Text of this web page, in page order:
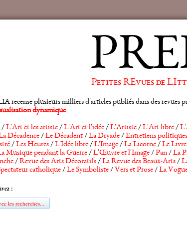
Petites REvues de
recense plusieurs milliers d'articles publiés dans des revues
dynamique.
/L'Art et les artiste/L'Art et l'idée/L'Artiste/L'Art libre/
Décadence/Le Décadent/La Dryade/Entretiens
/Les Heures/L'Idée libre/L'Image/La Licorne/Le
Musique pendant la Guerre/L'Œuvre et l'Image/Pan/La
/Revue des Arts Décoratifs/La Revue des Beaux-Arts/
catholique/Le Symboliste/ Vers et Prose/La
:
les recherches...